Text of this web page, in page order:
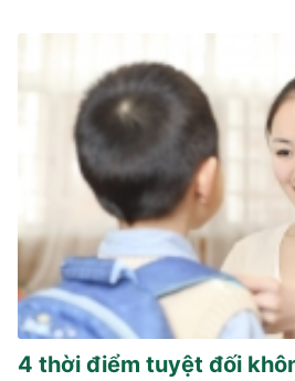
4 thời điểm tuyệt đối